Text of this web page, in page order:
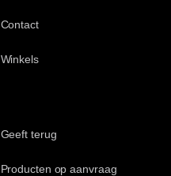
Contact
Winkels
Geeft terug
Producten op aanvraag